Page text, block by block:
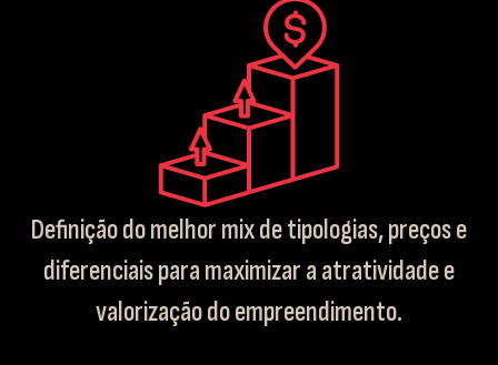
Definição do melhor mix de tipologias, preços e
diferenciais para maximizar a atratividade e
valorização do empreendimento.